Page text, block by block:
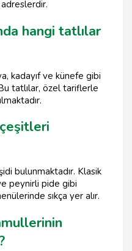
hangi tatlılar
kadayıf ve künefe gibi
tatlılar, özel tariflerle
bulunmaktadır. Klasik
peynirli pide gibi
sıkça yer alır.